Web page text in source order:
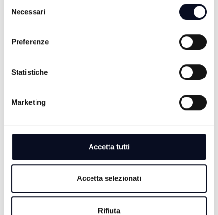
delNecessari
Preferenze
Statistiche
Marketing
Accetta tutti
Accetta selezionati
Rifiuta
ALTRE NOTIZIE